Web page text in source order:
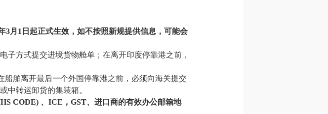
3月1日起正式生效，如不按照新规提供信息，可能会
子方式提交进境货物舱单；在离开印度停靠港之前，
舶离开最后一个外国停靠港之前，必须向海关提交
中转运卸货的集装箱。
CODE) 、ICE，GST、进口商的有效办公邮箱地